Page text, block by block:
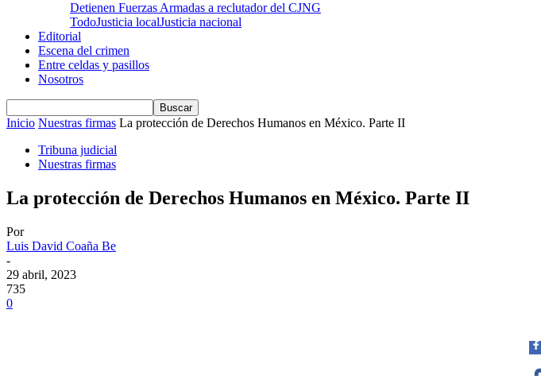
Detienen Fuerzas Armadas a reclutador del CJNG
TodoJusticia localJusticia nacional
Editorial
Escena del crimen
Entre celdas y pasillos
Nosotros
Inicio Nuestras firmas La protección de Derechos Humanos en México. Parte II
Tribuna judicial
Nuestras firmas
La protección de Derechos Humanos en México. Parte II
Por
Luis David Coaña Be
-
29 abril, 2023
735
0